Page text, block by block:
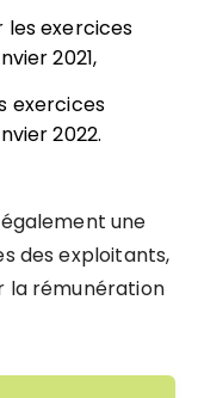
les exercices
2021,
exercices
2022.
une
des exploitants,
la rémunération